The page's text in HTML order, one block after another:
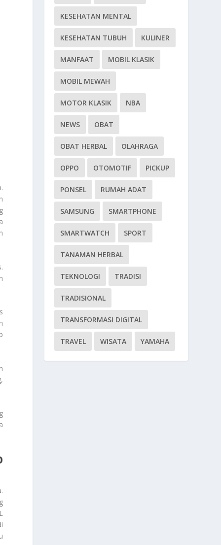
KESEHATAN MENTAL
KESEHATAN TUBUH KULINER
MANFAAT MOBIL KLASIK
MOBIL MEWAH
MOTOR KLASIK NBA
NEWS OBAT
OBAT HERBAL OLAHRAGA
OPPO OTOMOTIF PICKUP
PONSEL RUMAH ADAT
SAMSUNG SMARTPHONE
SMARTWATCH SPORT
TANAMAN HERBAL
TEKNOLOGI TRADISI
TRADISIONAL
TRANSFORMASI DIGITAL
TRAVEL WISATA YAMAHA